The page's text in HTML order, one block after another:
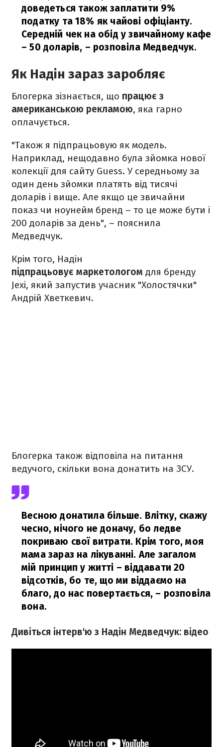
доведеться також заплатити 9%
податку та 18% як чайові офіціанту.
Середній чек на обід у звичайному кафе
– 50 доларів, – розповіла Медведчук.
Як Надін зараз заробляє
Блогерка зізнається, що працює з
американською рекламою, яка гарно
оплачується.
"Також я підпрацьовую як модель.
Наприклад, нещодавно була зйомка нової
колекції для сайту Guess. У середньому за
один день зйомки платять від тисячі
доларів і вище. Але якщо це звичайни
показ чи ноунейм бренд – то це може бути і
200 доларів за день", – пояснила
Медведчук.
Крім того, Надін
підпрацьовує маркетологом для бренду
Jexi, який запустив учасник "Холостячки"
Андрій Хветкевич.
Блогерка також відповіла на питання
ведучого, скільки вона донатить на ЗСУ.
Весною донатила більше. Влітку, скажу
чесно, нічого не доначу, бо ледве
покриваю свої витрати. Крім того, моя
мама зараз на лікуванні. Але загалом
мій принцип у житті – віддавати 20
відсотків, бо те, що ми віддаємо на
благо, до нас повертається, – розповіла
вона.
Дивіться інтерв'ю з Надін Медведчук: відео